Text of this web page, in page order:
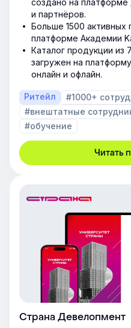
и партнёров.
Больше 1500 активных
платформе Академии
Каталог продукции из
загружен на
онлайн и офлайн.
Ритейл #1000+
#внештатные
#обучение
Читать
Страна Девелопмент